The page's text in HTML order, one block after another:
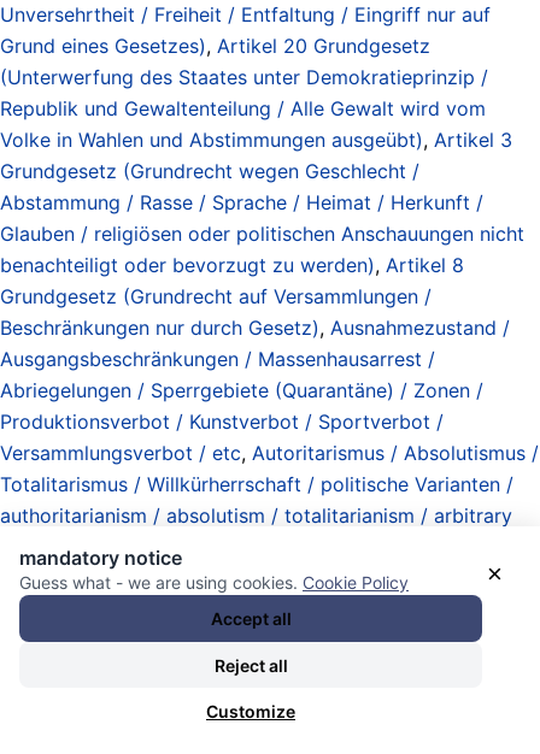
Unversehrtheit / Freiheit / Entfaltung / Eingriff nur auf
Grund eines Gesetzes), Artikel 20 Grundgesetz
(Unterwerfung des Staates unter Demokratieprinzip /
Republik und Gewaltenteilung / Alle Gewalt wird vom
Volke in Wahlen und Abstimmungen ausgeübt), Artikel 3
Grundgesetz (Grundrecht wegen Geschlecht /
Abstammung / Rasse / Sprache / Heimat / Herkunft /
Glauben / religiösen oder politischen Anschauungen nicht
benachteiligt oder bevorzugt zu werden), Artikel 8
Grundgesetz (Grundrecht auf Versammlungen /
Beschränkungen nur durch Gesetz), Ausnahmezustand /
Ausgangsbeschränkungen / Massenhausarrest /
Abriegelungen / Sperrgebiete (Quarantäne) / Zonen /
Produktionsverbot / Kunstverbot / Sportverbot /
Versammlungsverbot / etc, Autoritarismus / Absolutismus /
Totalitarismus / Willkürherrschaft / politische Varianten /
authoritarianism / absolutism / totalitarianism / arbitrary
rule / political variants
Vergessen / neuralyzer victims / little reminders
Demokratie-Simulationen / virtuelle Demokratie /
Fernabstimmungen / Proxy-Wahlen / virtuelle Wahlkämpfe
Gabriele Britz
Gewaltensammlung / checks and balances / accumulation
×
mandatory notice
Guess what - we are using cookies. Cookie Policy
Accept all
Reject all
Customize